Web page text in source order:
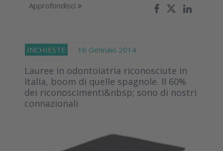
Approfondisci
INCHIESTE 16 Gennaio 2014
Lauree in odontoiatria riconosciute in
Italia, boom di quelle spagnole. Il 60%
dei riconoscimenti&nbsp; sono di nostri
connazionali